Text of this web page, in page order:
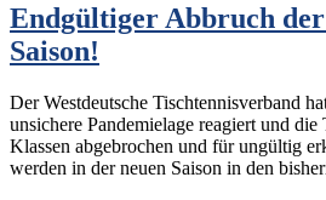
Endgültiger Abbruch
Saison!
Der Westdeutsche Tischtennisverband
unsichere Pandemielage reagiert und die
Klassen abgebrochen und für ungültig
werden in der neuen Saison in den